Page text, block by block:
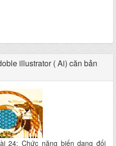
illustrator ( Ai) căn bản
24: Chức năng biến dạng đối